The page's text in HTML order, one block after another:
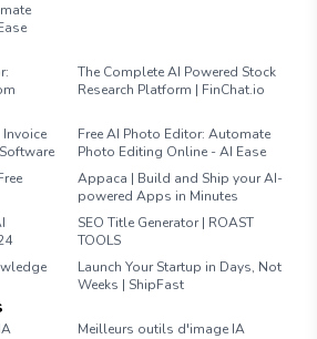
The Complete AI Powered Stock
Research Platform | FinChat.io
Free AI Photo Editor: Automate
Photo Editing Online - AI Ease
Appaca | Build and Ship your AI-
powered Apps in Minutes
SEO Title Generator | ROAST
TOOLS
Launch Your Startup in Days, Not
Weeks | ShipFast
Meilleurs outils d'image IA